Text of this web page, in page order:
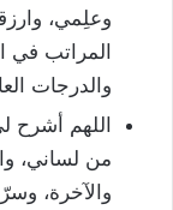
وعلِمي،
المراتب في
والدرجات
اللهم أشرح
من لساني،
والآخرة،